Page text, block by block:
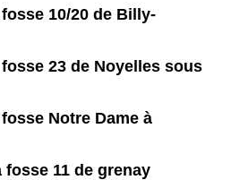
10/20 de Billy-
23 de Noyelles sous
Notre Dame à
11 de grenay